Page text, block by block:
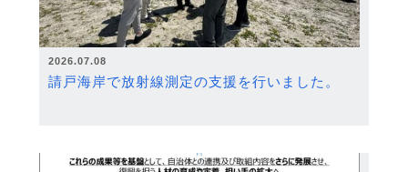
2026.07.08
請戸海岸で放射線測定の支援を行いました。